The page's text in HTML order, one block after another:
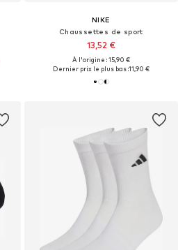
NIKE
Chaussettes de sport
13,52 €
À l'origine : 15,90 €
Dernier prix le plus bas :11,90 €